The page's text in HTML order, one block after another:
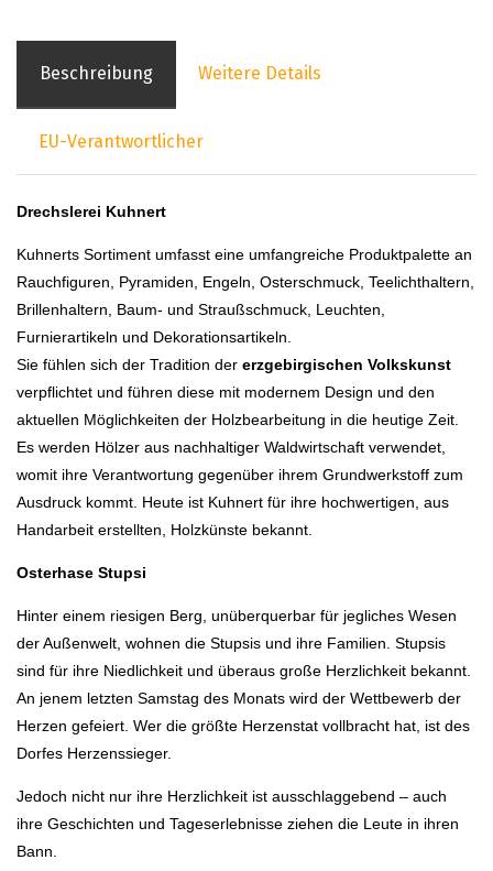
Beschreibung Weitere Details
EU-Verantwortlicher
Drechslerei Kuhnert
Kuhnerts Sortiment umfasst eine umfangreiche Produktpalette an
Rauchfiguren, Pyramiden, Engeln, Osterschmuck, Teelichthaltern,
Brillenhaltern, Baum- und Straußschmuck, Leuchten,
Furnierartikeln und Dekorationsartikeln.
Sie fühlen sich der Tradition der erzgebirgischen Volkskunst
verpflichtet und führen diese mit modernem Design und den
aktuellen Möglichkeiten der Holzbearbeitung in die heutige Zeit.
Es werden Hölzer aus nachhaltiger Waldwirtschaft verwendet,
womit ihre Verantwortung gegenüber ihrem Grundwerkstoff zum
Ausdruck kommt. Heute ist Kuhnert für ihre hochwertigen, aus
Handarbeit erstellten, Holzkünste bekannt.
Osterhase Stupsi
Hinter einem riesigen Berg, unüberquerbar für jegliches Wesen
der Außenwelt, wohnen die Stupsis und ihre Familien. Stupsis
sind für ihre Niedlichkeit und überaus große Herzlichkeit bekannt.
An jenem letzten Samstag des Monats wird der Wettbewerb der
Herzen gefeiert. Wer die größte Herzenstat vollbracht hat, ist des
Dorfes Herzenssieger.
Jedoch nicht nur ihre Herzlichkeit ist ausschlaggebend – auch
ihre Geschichten und Tageserlebnisse ziehen die Leute in ihren
Bann.